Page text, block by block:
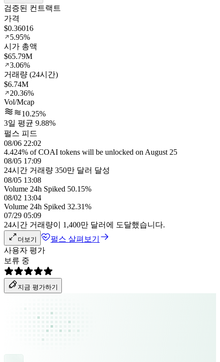
검증된 컨트랙트
가격
$0.36016
5.95%
시가 총액
$65.79M
3.06%
거래량 (24시간)
$6.74M
20.36%
Vol/Mcap
10.25%
3일 평균 9.88%
펄스 피드
08/06 22:02
4.424% of COAI tokens will be unlocked on August 25
08/05 17:09
24시간 거래량 350만 달러 달성
08/05 13:08
Volume 24h Spiked 50.15%
08/02 13:04
Volume 24h Spiked 32.31%
07/29 05:09
24시간 거래량이 1,400만 달러에 도달했습니다.
더보기
펄스 살펴보기
사용자 평가
보류 중
지금 평가하기